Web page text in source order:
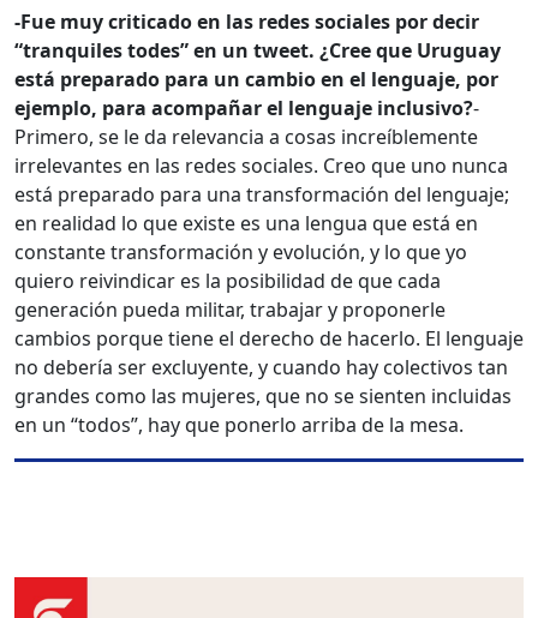
-Fue muy criticado en las redes sociales por decir
“tranquiles todes” en un tweet. ¿Cree que Uruguay
está preparado para un cambio en el lenguaje, por
ejemplo, para acompañar el lenguaje inclusivo?-
Primero, se le da relevancia a cosas increíblemente
irrelevantes en las redes sociales. Creo que uno nunca
está preparado para una transformación del lenguaje;
en realidad lo que existe es una lengua que está en
constante transformación y evolución, y lo que yo
quiero reivindicar es la posibilidad de que cada
generación pueda militar, trabajar y proponerle
cambios porque tiene el derecho de hacerlo. El lenguaje
no debería ser excluyente, y cuando hay colectivos tan
grandes como las mujeres, que no se sienten incluidas
en un “todos”, hay que ponerlo arriba de la mesa.